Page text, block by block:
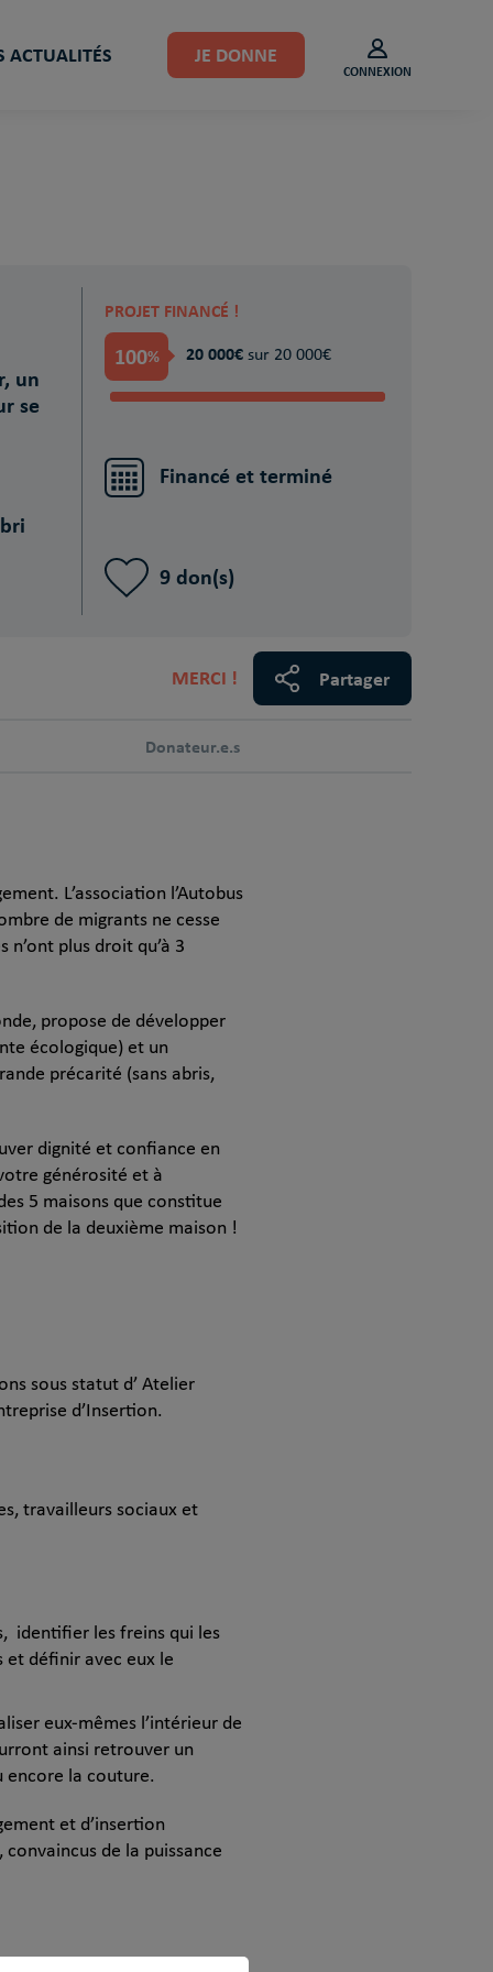
ACTUALITÉS JE DONNE
CONNEXION
un
se
PROJET FINANCÉ !
100% 20 000€ sur 20 000€
Financé et terminé
9 don(s)
MERCI ! Partager
Donateur.e.s
L’association l’Autobus
de migrants ne cesse
plus droit qu’à 3
propose de développer
écologique) et un
précarité (sans abris,
dignité et confiance en
générosité et à
5 maisons que constitue
de la deuxième maison !
sous statut d’ Atelier
d’Insertion.
travailleurs sociaux et
identifier les freins qui les
et définir avec eux le
eux-mêmes l’intérieur de
ainsi retrouver un
encore la couture.
et d’insertion
de la puissance